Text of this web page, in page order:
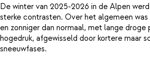
De winter van 2025-2026 in de Alpen
sterke contrasten. Over het algemeen
en zonniger dan normaal, met lange droge
hogedruk, afgewisseld door kortere maar
sneeuwfases.